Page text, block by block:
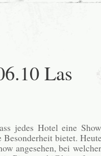
Las
jedes Hotel eine
Besonderheit bietet.
angesehen, bei